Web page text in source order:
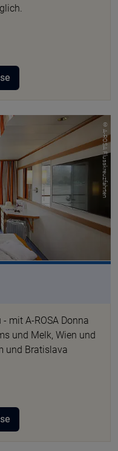
© A-ROSA Flusskreuzfahrten
mit A-ROSA Donna
und Melk, Wien und
und Bratislava